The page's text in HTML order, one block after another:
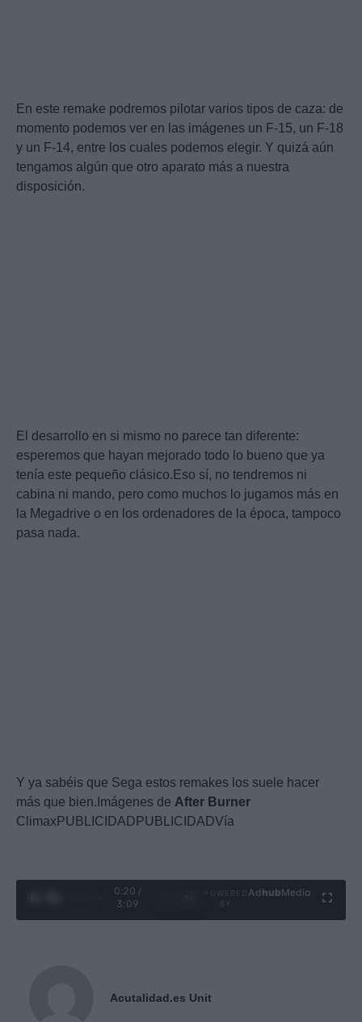
En este remake podremos pilotar varios tipos de caza: de
momento podemos ver en las imágenes un F-15, un F-18
y un F-14, entre los cuales podemos elegir. Y quizá aún
tengamos algún que otro aparato más a nuestra
disposición.
El desarrollo en si mismo no parece tan diferente:
esperemos que hayan mejorado todo lo bueno que ya
tenía este pequeño clásico.Eso sí, no tendremos ni
cabina ni mando, pero como muchos lo jugamos más en
la Megadrive o en los ordenadores de la época, tampoco
pasa nada.
Y ya sabéis que Sega estos remakes los suele hacer
más que bien.Imágenes de After Burner
ClimaxPUBLICIDADPUBLICIDADVía
0:22 /
3:09
Ad hubMedia
Acutalidad.es Unit